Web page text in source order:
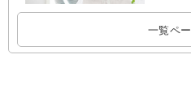
一覧ペ